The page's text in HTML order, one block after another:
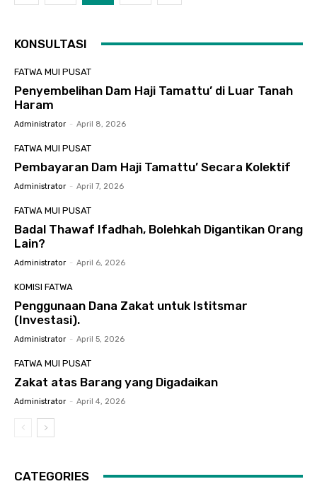
KONSULTASI
FATWA MUI PUSAT
Penyembelihan Dam Haji Tamattu’ di Luar Tanah
Haram
Administrator - April 8, 2026
FATWA MUI PUSAT
Pembayaran Dam Haji Tamattu’ Secara Kolektif
Administrator - April 7, 2026
FATWA MUI PUSAT
Badal Thawaf Ifadhah, Bolehkah Digantikan Orang
Lain?
Administrator - April 6, 2026
KOMISI FATWA
Penggunaan Dana Zakat untuk Istitsmar
(Investasi).
Administrator - April 5, 2026
FATWA MUI PUSAT
Zakat atas Barang yang Digadaikan
Administrator - April 4, 2026
CATEGORIES